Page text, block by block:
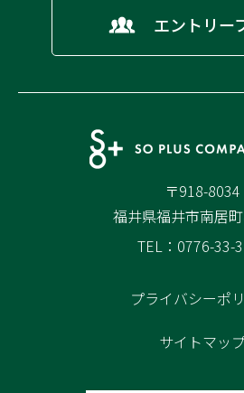
エントリー
〒918-8034
福井県福井市南居
TEL：0776-33-
プライバシーポ
サイトマッ